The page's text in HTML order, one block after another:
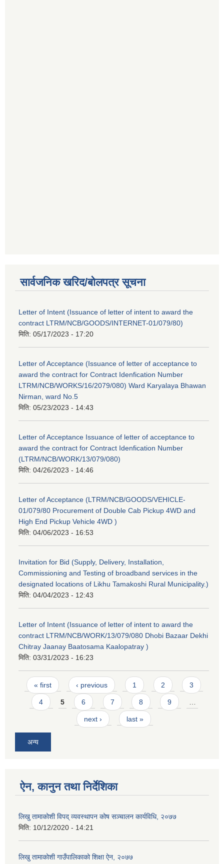
सार्वजनिक खरिद/बोलपत्र सूचना
Letter of Intent (Issuance of letter of intent to award the
contract LTRM/NCB/GOODS/INTERNET-01/079/80)
मिति: 05/17/2023 - 17:20
Letter of Acceptance (Issuance of letter of acceptance to
award the contract for Contract Idenfication Number
LTRM/NCB/WORKS/16/2079/080) Ward Karyalaya Bhawan
Nirman, ward No.5
मिति: 05/23/2023 - 14:43
Letter of Acceptance Issuance of letter of acceptance to
award the contract for Contract Idenfication Number
(LTRM/NCB/WORK/13/079/080)
मिति: 04/26/2023 - 14:46
Letter of Acceptance (LTRM/NCB/GOODS/VEHICLE-
01/079/80 Procurement of Double Cab Pickup 4WD and
High End Pickup Vehicle 4WD )
मिति: 04/06/2023 - 16:53
Invitation for Bid (Supply, Delivery, Installation,
Commissioning and Testing of broadband services in the
designated locations of Likhu Tamakoshi Rural Municipality.)
मिति: 04/04/2023 - 12:43
Letter of Intent (Issuance of letter of intent to award the
contract LTRM/NCB/WORK/13/079/080 Dhobi Bazaar Dekhi
Chitray Jaanay Baatosama Kaalopatray )
मिति: 03/31/2023 - 16:23
Pages
« first ‹ previous 1 2 3
4 5 6 7 8 9
next › last »
अन्य
ऐन, कानुन तथा निर्देशिका
लिखु तामाकोशी विपद् व्यवस्थापन कोष सञ्चालन कार्यविधि, २०७७
मिति: 10/12/2020 - 14:21
लिखु तामाकोशी गाउँपालिकाको शिक्षा ऐन, २०७७